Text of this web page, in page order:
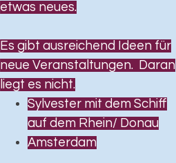
etwas neues.
Es gibt ausreichend Ideen für
neue Veranstaltungen. Daran
liegt es nicht.
Sylvester mit dem Schiff
auf dem Rhein/ Donau
Amsterdam